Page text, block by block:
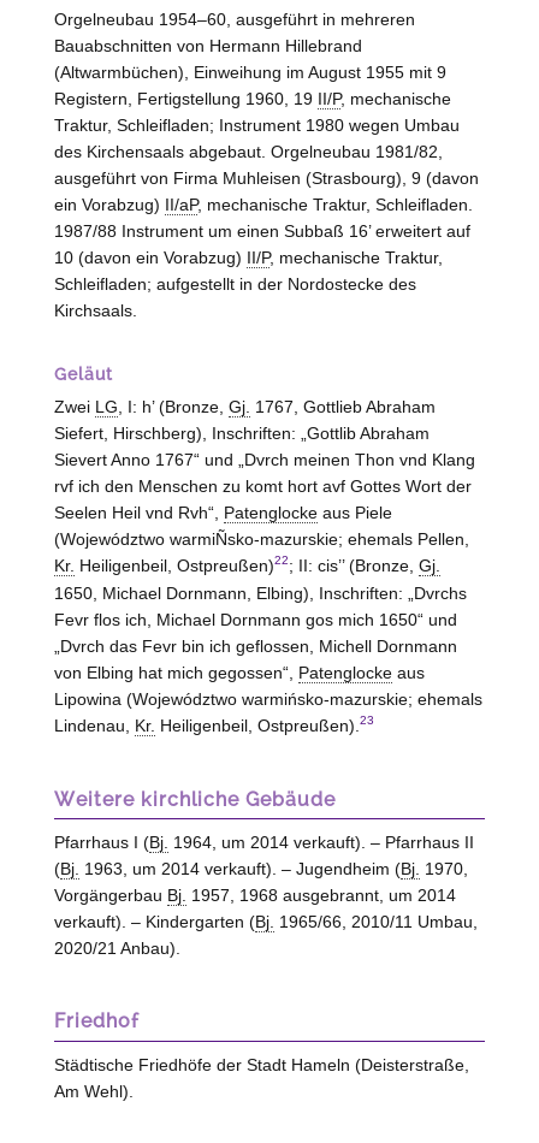
Orgelneubau 1954–60, ausgeführt in mehreren
Bauabschnitten von Hermann Hillebrand
(Altwarmbüchen) , Einweihung im August 1955 mit 9
Registern, Fertigstellung 1960, 19 II/P, mechanische
Traktur, Schleifladen; Instrument 1980 wegen Umbau
des Kirchensaals abgebaut. Orgelneubau 1981/82,
ausgeführt von Firma Muhleisen (Strasbourg), 9 (davon
ein Vorabzug) II/aP, mechanische Traktur, Schleifladen.
1987/88 Instrument um einen Subbaß 16’ erweitert auf
10 (davon ein Vorabzug) II/P, mechanische Traktur,
Schleifladen; aufgestellt in der Nordostecke des
Kirchsaals.
Geläut
Zwei LG, I: h’ (Bronze, Gj. 1767, Gottlieb Abraham
Siefert, Hirschberg), Inschriften: „Gottlib Abraham
Sievert Anno 1767“ und „Dvrch meinen Thon vnd Klang
rvf ich den Menschen zu komt hort avf Gottes Wort der
Seelen Heil vnd Rvh“, Patenglockeaus Piele
(Województwo warmiÑsko-mazurskie; ehemals Pellen,
Kr. Heiligenbeil, Ostpreußen)22; II: cis’’ (Bronze, Gj.
1650, Michael Dornmann, Elbing), Inschriften: „Dvrchs
Fevr flos ich, Michael Dornmann gos mich 1650“ und
„Dvrch das Fevr bin ich geflossen, Michell Dornmann
von Elbing hat mich gegossen“, Patenglockeaus
Lipowina (Województwo warmińsko-mazurskie; ehemals
Lindenau, Kr. Heiligenbeil, Ostpreußen).23
Weitere kirchliche Gebäude
Pfarrhaus I (Bj. 1964, um 2014 verkauft). – Pfarrhaus II
(Bj. 1963, um 2014 verkauft). – Jugendheim (Bj. 1970,
Vorgängerbau Bj. 1957, 1968 ausgebrannt, um 2014
verkauft). – Kindergarten (Bj. 1965/66, 2010/11 Umbau,
2020/21 Anbau).
Friedhof
Städtische Friedhöfe der Stadt Hameln (Deisterstraße,
Am Wehl).